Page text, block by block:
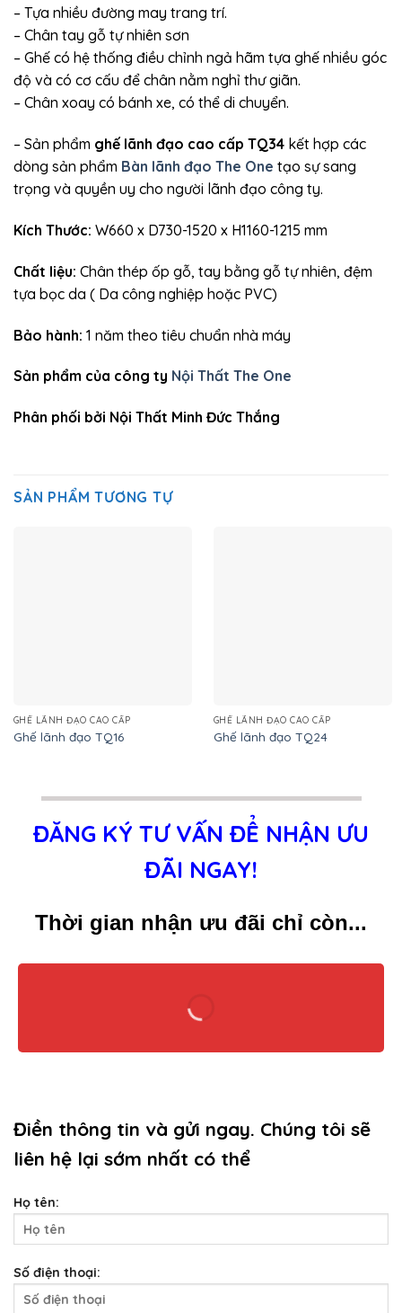
– Tựa nhiều đường may trang trí.
– Chân tay gỗ tự nhiên sơn
– Ghế có hệ thống điều chỉnh ngả hãm tựa ghế nhiều góc
độ và có cơ cấu để chân nằm nghỉ thư giãn.
– Chân xoay có bánh xe, có thể di chuyển.
– Sản phẩm ghế lãnh đạo cao cấp TQ34 kết hợp các
dòng sản phẩm Bàn lãnh đạo The One tạo sự sang
trọng và quyền uy cho người lãnh đạo công ty.
Kích Thước: W660 x D730-1520 x H1160-1215 mm
Chất liệu: Chân thép ốp gỗ, tay bằng gỗ tự nhiên, đệm
tựa bọc da ( Da công nghiệp hoặc PVC)
Bảo hành: 1 năm theo tiêu chuẩn nhà máy
Sản phẩm của công ty Nội Thất The One
Phân phối bởi Nội Thất Minh Đức Thắng
SẢN PHẨM TƯƠNG TỰ
GHẾ LÃNH ĐẠO CAO CẤP
Ghế lãnh đạo TQ16
GHẾ LÃNH ĐẠO CAO CẤP
Ghế lãnh đạo TQ24
ĐĂNG KÝ TƯ VẤN ĐỂ NHẬN ƯU
ĐÃI NGAY!
Thời gian nhận ưu đãi chỉ còn...
Điền thông tin và gửi ngay. Chúng tôi sẽ
liên hệ lại sớm nhất có thể
Họ tên:
Số điện thoại: